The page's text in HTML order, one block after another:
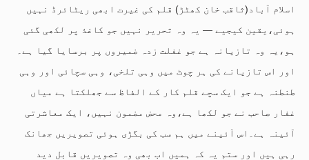
اسلام آباد(ثاقب خان کھٹڑ) قلم کی غیرت ابھی ریٹائرڈ نہیں
ہوئی،یقین کیجیے — یہ وہ تحریر نہیں جو کاغذ پر لکھی گئی
ہو،یہ وہ تازیانہ ہے جو غفلت زدہ ضمیروں پر برسایا گیا ہے۔
اور اس تازیانے کی ہر چوٹ میں وہی تلخی، وہی سچائی اور وہی
طنطنہ ہے جو ایک سچے قلم کار کے الفاظ سے جھلکتا ہے میاں
غفار صاحب نے جو لکھا ہے،وہ محض مضمون نہیں، ایک معاشرتی
آئینہ ہے۔اس آئینے میں ہم سب کی بگڑی ہوئی تصویریں جھانک
رہی ہیں اور ستم یہ کہ ہمیں اب بھی وہ تصویریں قابلِ دید